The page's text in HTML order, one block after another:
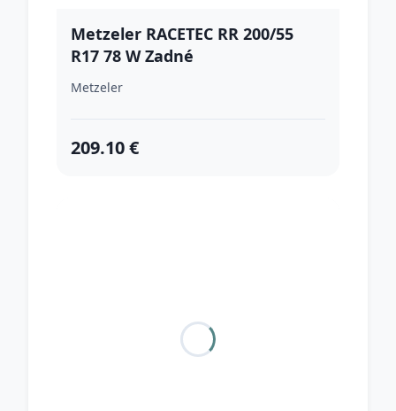
Metzeler RACETEC RR 200/55
R17 78 W Zadné
Metzeler
209.10 €